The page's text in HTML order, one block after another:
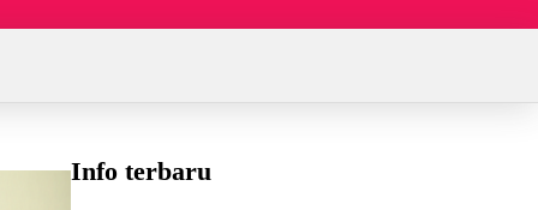
Info terbaru